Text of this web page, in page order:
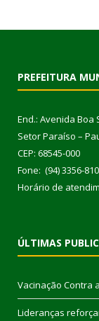
PREFEITURA
End.: Avenida Boa
Setor Paraíso –
CEP: 68545-000
Fone: (94) 3356-
Horário de
ÚLTIMAS
Vacinação Contra
Lideranças